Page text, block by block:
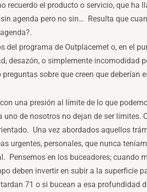
recuerdo el producto o servicio, que ha
agenda pero no sin… Resulta que
programa de Outplacemet o, en el
desazón, o simplemente incomodidad
sobre que creen que deberían
una presión al límite de lo que
de nosotros no dejan de ser límites.
Una vez abordados aquellos
urgentes, personales, que nunca
Pensemos en los buceadores; cuando
deben invertir en subir a la superficie
71 o si bucean a esa profundidad